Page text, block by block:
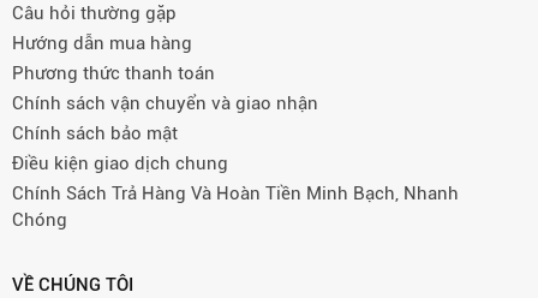
Câu hỏi thường gặp
Hướng dẫn mua hàng
Phương thức thanh toán
Chính sách vận chuyển và giao nhận
Chính sách bảo mật
Điều kiện giao dịch chung
Chính Sách Trả Hàng Và Hoàn Tiền Minh Bạch, Nhanh
Chóng
VỀ CHÚNG TÔI